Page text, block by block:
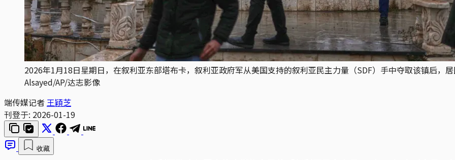
2026年1月18日星期日，在叙利亚东部塔布卡，叙利亚政府军从美国支持的叙利亚民主力量（SDF）手中夺取该镇后，
Alsayed/AP/达志影像
端传媒记者 王穎芝
刊登于: 2026-01-19
收藏